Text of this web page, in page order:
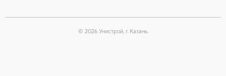
© 2026Унистрой, г. Казань.